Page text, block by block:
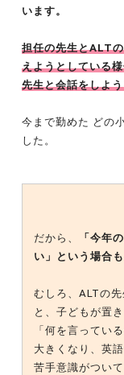
います。
担任の先生とALT
えようとしている
先生と会話をしよ
今まで勤めた どの
した。
だから、
「今年
い」という場合も
むしろ、ALTの
と、子どもが置
「何を言ってい
大きくなり、英
苦手意識がつい